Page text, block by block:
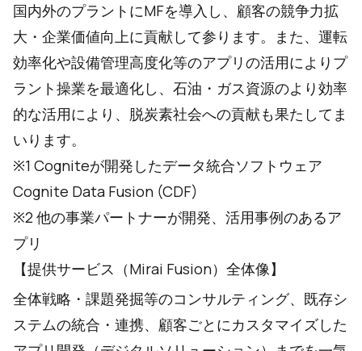
国内外のプラントにMFを導入し、顧客の競争力拡
大・企業価値向上に貢献して参ります。また、運転
効率化や設備管理高度化等のアプリの活用によりプ
ラント操業を最適化し、石油・ガス資源のより効率
的な活用により、脱炭素社会への貢献も果たしてま
いります。
※1 Cogniteが開発したデータ統合ソフトウェア
Cognite Data Fusion (CDF)
※2 他の事業パートナーが開発、活用事例のあるア
プリ
【提供サービス（Mirai Fusion）全体像】
全体戦略・課題発掘等のコンサルティング、既存シ
ステムの統合・連携、顧客ごとにカスタマイズした